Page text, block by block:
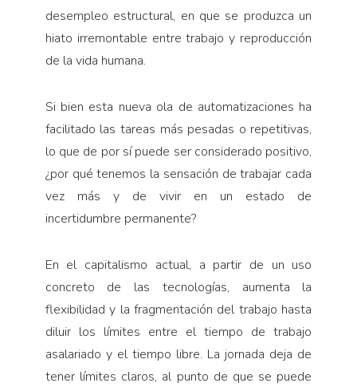
desempleo estructural, en que se produzca un
hiato irremontable entre trabajo y reproducción
de la vida humana.
Si bien esta nueva ola de automatizaciones ha
facilitado las tareas más pesadas o repetitivas,
lo que de por sí puede ser considerado positivo,
¿por qué tenemos la sensación de trabajar cada
vez más y de vivir en un estado de
incertidumbre permanente?
En el capitalismo actual, a partir de un uso
concreto de las tecnologías, aumenta la
flexibilidad y la fragmentación del trabajo hasta
diluir los límites entre el tiempo de trabajo
asalariado y el tiempo libre. La jornada deja de
tener límites claros, al punto de que se puede